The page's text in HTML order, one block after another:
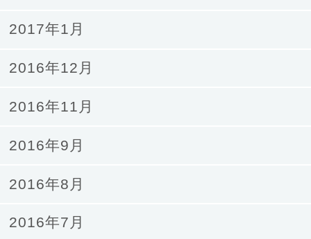
2017年1月
2016年12月
2016年11月
2016年9月
2016年8月
2016年7月